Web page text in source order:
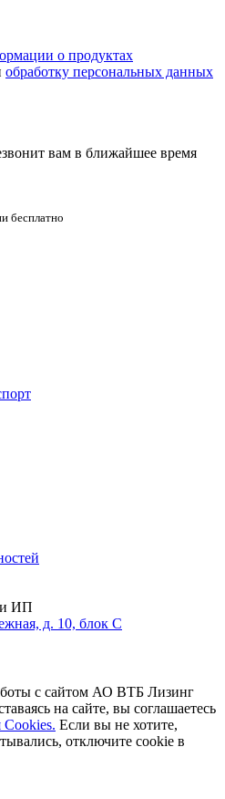
о продуктах
обработку персональных данных
вам в ближайшее время
бесплатно
и ИП
д. 10, блок С
с сайтом АО ВТБ Лизинг
на сайте, вы соглашаетесь
Если вы не хотите,
отключите cookie в